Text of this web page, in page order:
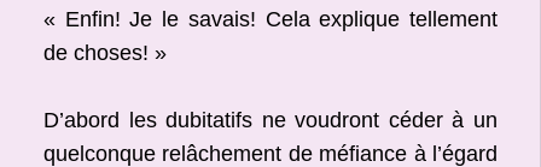
« Enfin! Je le savais! Cela explique tellement
de choses! »
D’abord les dubitatifs ne voudront céder à un
quelconque relâchement de méfiance à l’égard